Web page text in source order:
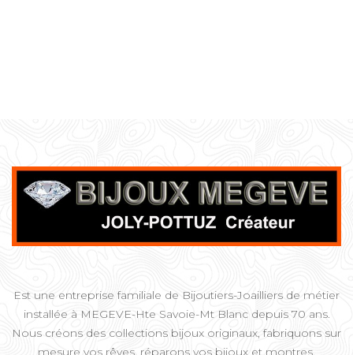
Est une entreprise familiale de Bijoutiers-Joailliers de métier
installée à MEGEVE-Hte Savoie-Mt Blanc depuis 70 ans.
Nous créons des collections bijoux originaux, fabriquons sur
mesure vos rêves, réparons vos bijoux et montres.